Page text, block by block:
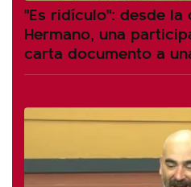
"Es ridículo": desde la
Hermano, una
carta documento a